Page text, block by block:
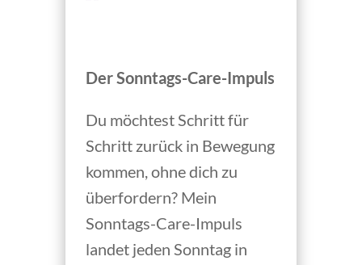
Der Sonntags-Care-Impuls
Du möchtest Schritt für
Schritt zurück in Bewegung
kommen, ohne dich zu
überfordern? Mein
Sonntags-Care-Impuls
landet jeden Sonntag in